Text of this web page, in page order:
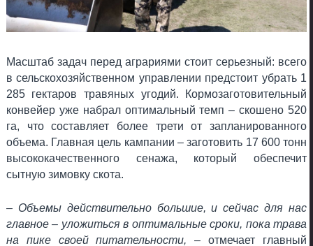
Масштаб задач перед аграриями стоит серьезный: всего
в сельскохозяйственном управлении предстоит убрать 1
285 гектаров травяных угодий. Кормозаготовительный
конвейер уже набрал оптимальный темп – скошено 520
га, что составляет более трети от запланированного
объема. Главная цель кампании – заготовить 17 600 тонн
высококачественного сенажа, который обеспечит
сытную зимовку скота.
– Объемы действительно большие, и сейчас для нас
главное – уложиться в оптимальные сроки, пока трава
на пике своей питательности,– отмечает главный